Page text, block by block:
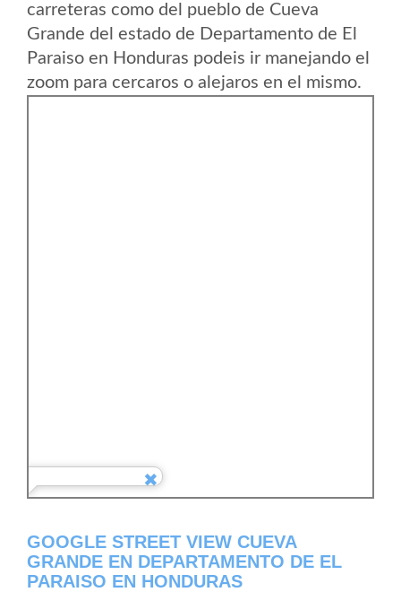
carreteras como del pueblo de Cueva
Grande del estado de Departamento de El
Paraiso en Honduras podeis ir manejando el
zoom para cercaros o alejaros en el mismo.
GOOGLE STREET VIEW CUEVA
GRANDE EN DEPARTAMENTO DE EL
PARAISO EN HONDURAS